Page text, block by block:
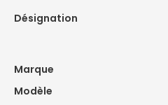
Désignation
Marque
Modèle